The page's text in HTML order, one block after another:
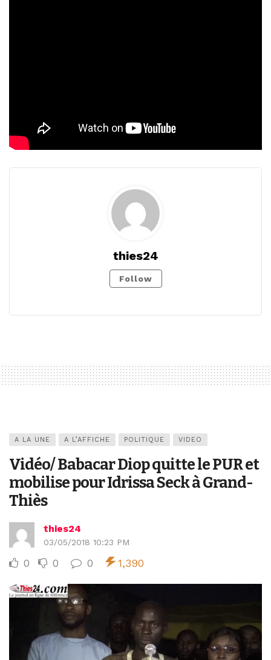
thies24
Follow
A LA UNE A L’AFFICHE POLITIQUE VIDEO
Vidéo/ Babacar Diop quitte le PUR et
mobilise pour Idrissa Seck à Grand-
Thiès
thies24
03/05/2018 10:23 PM
0 0 0 1,390